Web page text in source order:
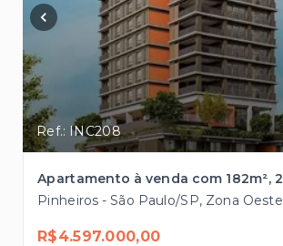
Ref.: INC208
Pinheiros - São Paulo/SP, Zona Oeste
R$4.597.000,00